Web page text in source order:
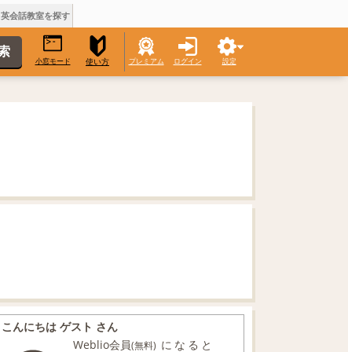
英会話教室を探す
小窓モード 使い方 プレミアム ログイン 設定
こんにちは ゲスト さん
Weblio会員(無料) になると